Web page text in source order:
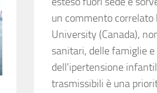
un commento
University (Canada),
sanitari, delle famiglie
dell'ipertensione
trasmissibili è una